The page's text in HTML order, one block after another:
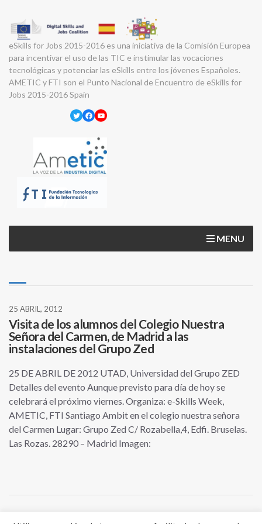
eSkills for Jobs 2015-2016 es una iniciativa de la Comisión Europea
para incentivar el uso de las TIC e instimular las vocaciones
tecnológicas y potenciar las eSkills entre los jóvenes Españoles.
AMETIC y FTI son el Punto Nacional de Encuentro de eSkills for
Jobs 2015-2016 Spain
Twitter
Facebook
YouTube
MENU
25 ABRIL, 2012
Visita de los alumnos del Colegio Nuestra
Señora del Carmen, de Madrid a las
instalaciones del Grupo Zed
25 DE ABRIL DE 2012 UTAD, Universidad del Grupo ZED
Detalles del evento Aunque previsto para día de hoy se
celebrará el próximo viernes. Organiza: e-Skills Week,
AMETIC, FTI Santiago Ambit en el colegio nuestra señora
del Carmen Lugar: Grupo Zed C/ Rozabella,4, Edfi. Bruselas.
Las Rozas. 28290 – Madrid Imagen: